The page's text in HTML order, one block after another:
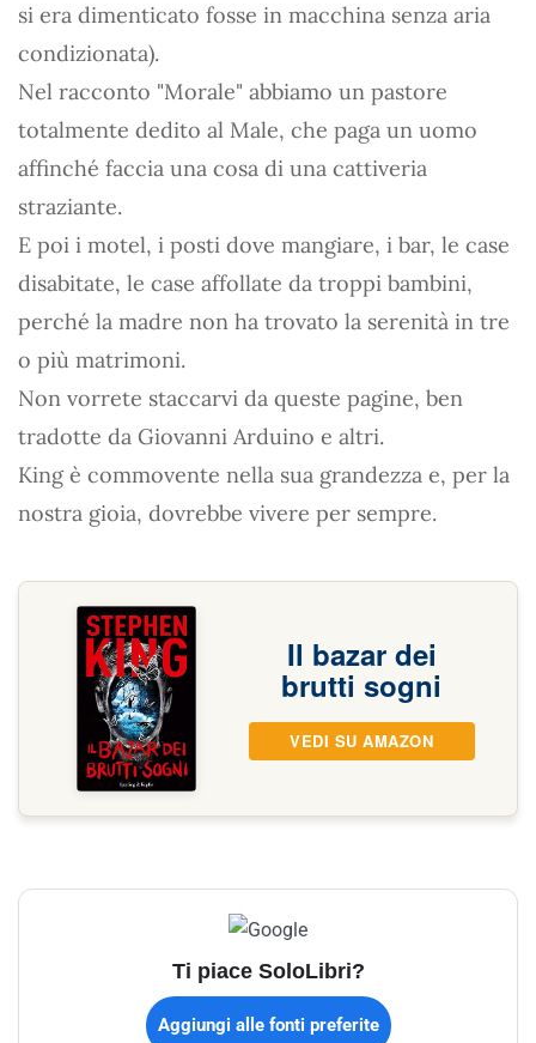
si era dimenticato fosse in macchina senza aria
condizionata).
Nel racconto "Morale" abbiamo un pastore
totalmente dedito al Male, che paga un uomo
affinché faccia una cosa di una cattiveria
straziante.
E poi i motel, i posti dove mangiare, i bar, le case
disabitate, le case affollate da troppi bambini,
perché la madre non ha trovato la serenità in tre
o più matrimoni.
Non vorrete staccarvi da queste pagine, ben
tradotte da Giovanni Arduino e altri.
King è commovente nella sua grandezza e, per la
nostra gioia, dovrebbe vivere per sempre.
Il bazar dei
brutti sogni
VEDI SU AMAZON
Ti piace SoloLibri?
Aggiungi alle fonti preferite